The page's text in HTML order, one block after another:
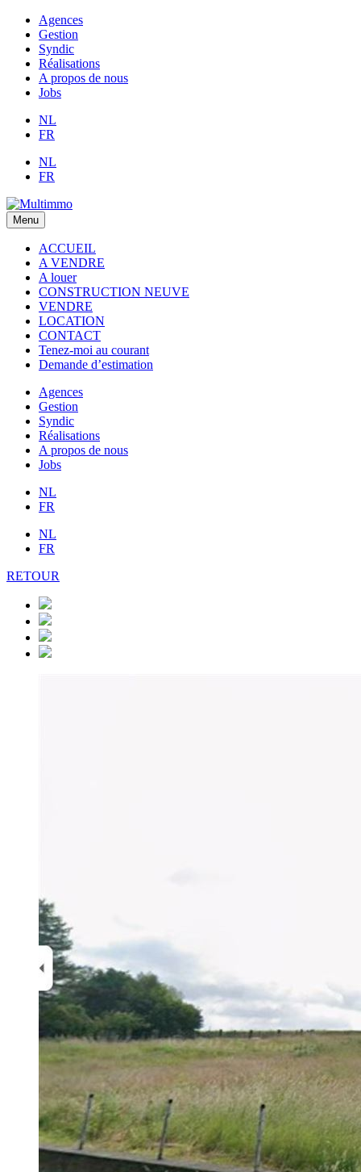
Agences
Gestion
Syndic
Réalisations
A propos de nous
Jobs
NL
FR
NL
FR
Menu
ACCUEIL
A VENDRE
A louer
CONSTRUCTION NEUVE
VENDRE
LOCATION
CONTACT
Tenez-moi au courant
Demande d’estimation
Agences
Gestion
Syndic
Réalisations
A propos de nous
Jobs
NL
FR
NL
FR
RETOUR